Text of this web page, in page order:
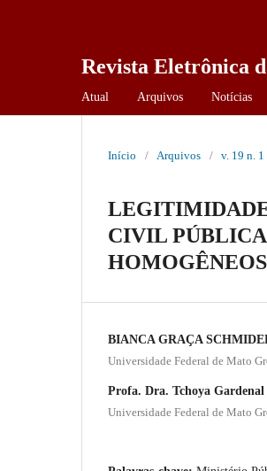
Revista Eletrônica
Atual Arquivos Notícias
Início / Arquivos / v. 19 n.
CIVIL
HOMOGÊNEOS
BIANCA GRAÇA
Universidade Federal de Mato
Profa. Dra. Tchoya
Universidade Federal de Mato